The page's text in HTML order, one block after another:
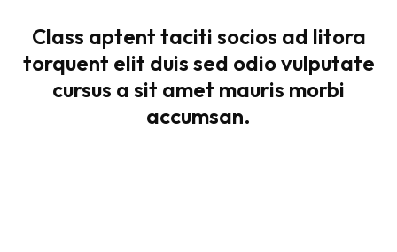
Class aptent taciti socios ad litora
torquent elit duis sed odio vulputate
cursus a sit amet mauris morbi
accumsan.